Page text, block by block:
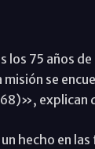
75 años de
se
explican
hecho en